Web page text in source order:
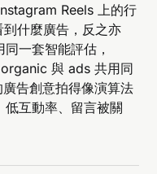
Reels 上的行
什麼廣告，反之亦
一套智能評估，
與 ads 共用同
告創意拍得像演算法
互動率、留言被關